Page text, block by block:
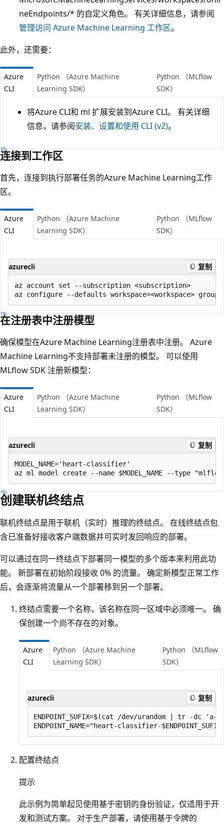
neEndpoints/* 的自定义角色。 有关详细信息，请参阅
管理访问 Azure Machine Learning 工作区。
此外，还需要：
Azure
CLI
Python （Azure Machine
Learning SDK）
Python （MLflow
SDK）
将Azure CLI和 ml 扩展安装到Azure CLI。 有关详细
信息，请参阅安装、设置和使用 CLI (v2)。
连接到工作区
首先，连接到执行部署任务的Azure Machine Learning工作
区。
Azure
CLI
Python （Azure Machine
Learning SDK）
Python （MLflow
SDK）
azurecli 复制
az account set --subscription <subscription>
在注册表中注册模型
确保模型在Azure Machine Learning注册表中注册。 Azure
Machine Learning不支持部署未注册的模型。 可以使用
MLflow SDK 注册新模型：
Azure
CLI
Python （Azure Machine
Learning SDK）
Python （MLflow
SDK）
azurecli 复制
MODEL_NAME='heart-classifier'
创建联机终结点
联机终结点是用于联机（实时）推理的终结点。 在线终结点包
含已准备好接收客户端数据并可实时发回响应的部署。
可以通过在同一终结点下部署同一模型的多个版本来利用此功
能。 新部署在初始阶段接收 0% 的流量。 确定新模型正常工作
后，会逐渐将流量从一个部署移到另一个部署。
终结点需要一个名称，该名称在同一区域中必须唯一。 确
保创建一个尚不存在的对象。
Azure
CLI
Python （Azure Machine
Learning SDK）
Python （MLflow
SDK）
azurecli 复制
ENDPOINT_SUFIX=$(cat /dev/urandom | tr -
配置终结点
提示
此示例为简单起见使用基于密钥的身份验证，仅适用于开
发和测试方案。 对于生产部署，请使用基于令牌的